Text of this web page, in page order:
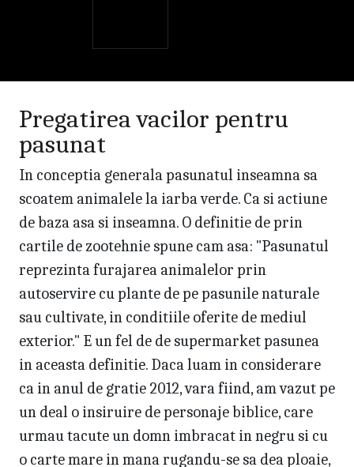
Pregatirea vacilor pentru
pasunat
In conceptia generala pasunatul inseamna sa
scoatem animalele la iarba verde. Ca si actiune
de baza asa si inseamna. O definitie de prin
cartile de zootehnie spune cam asa: "Pasunatul
reprezinta furajarea animalelor prin
autoservire cu plante de pe pasunile naturale
sau cultivate, in conditiile oferite de mediul
exterior." E un fel de de supermarket pasunea
in aceasta definitie. Daca luam in considerare
ca in anul de gratie 2012, vara fiind, am vazut pe
un deal o insiruire de personaje biblice, care
urmau tacute un domn imbracat in negru si cu
o carte mare in mana rugandu-se sa dea ploaie,